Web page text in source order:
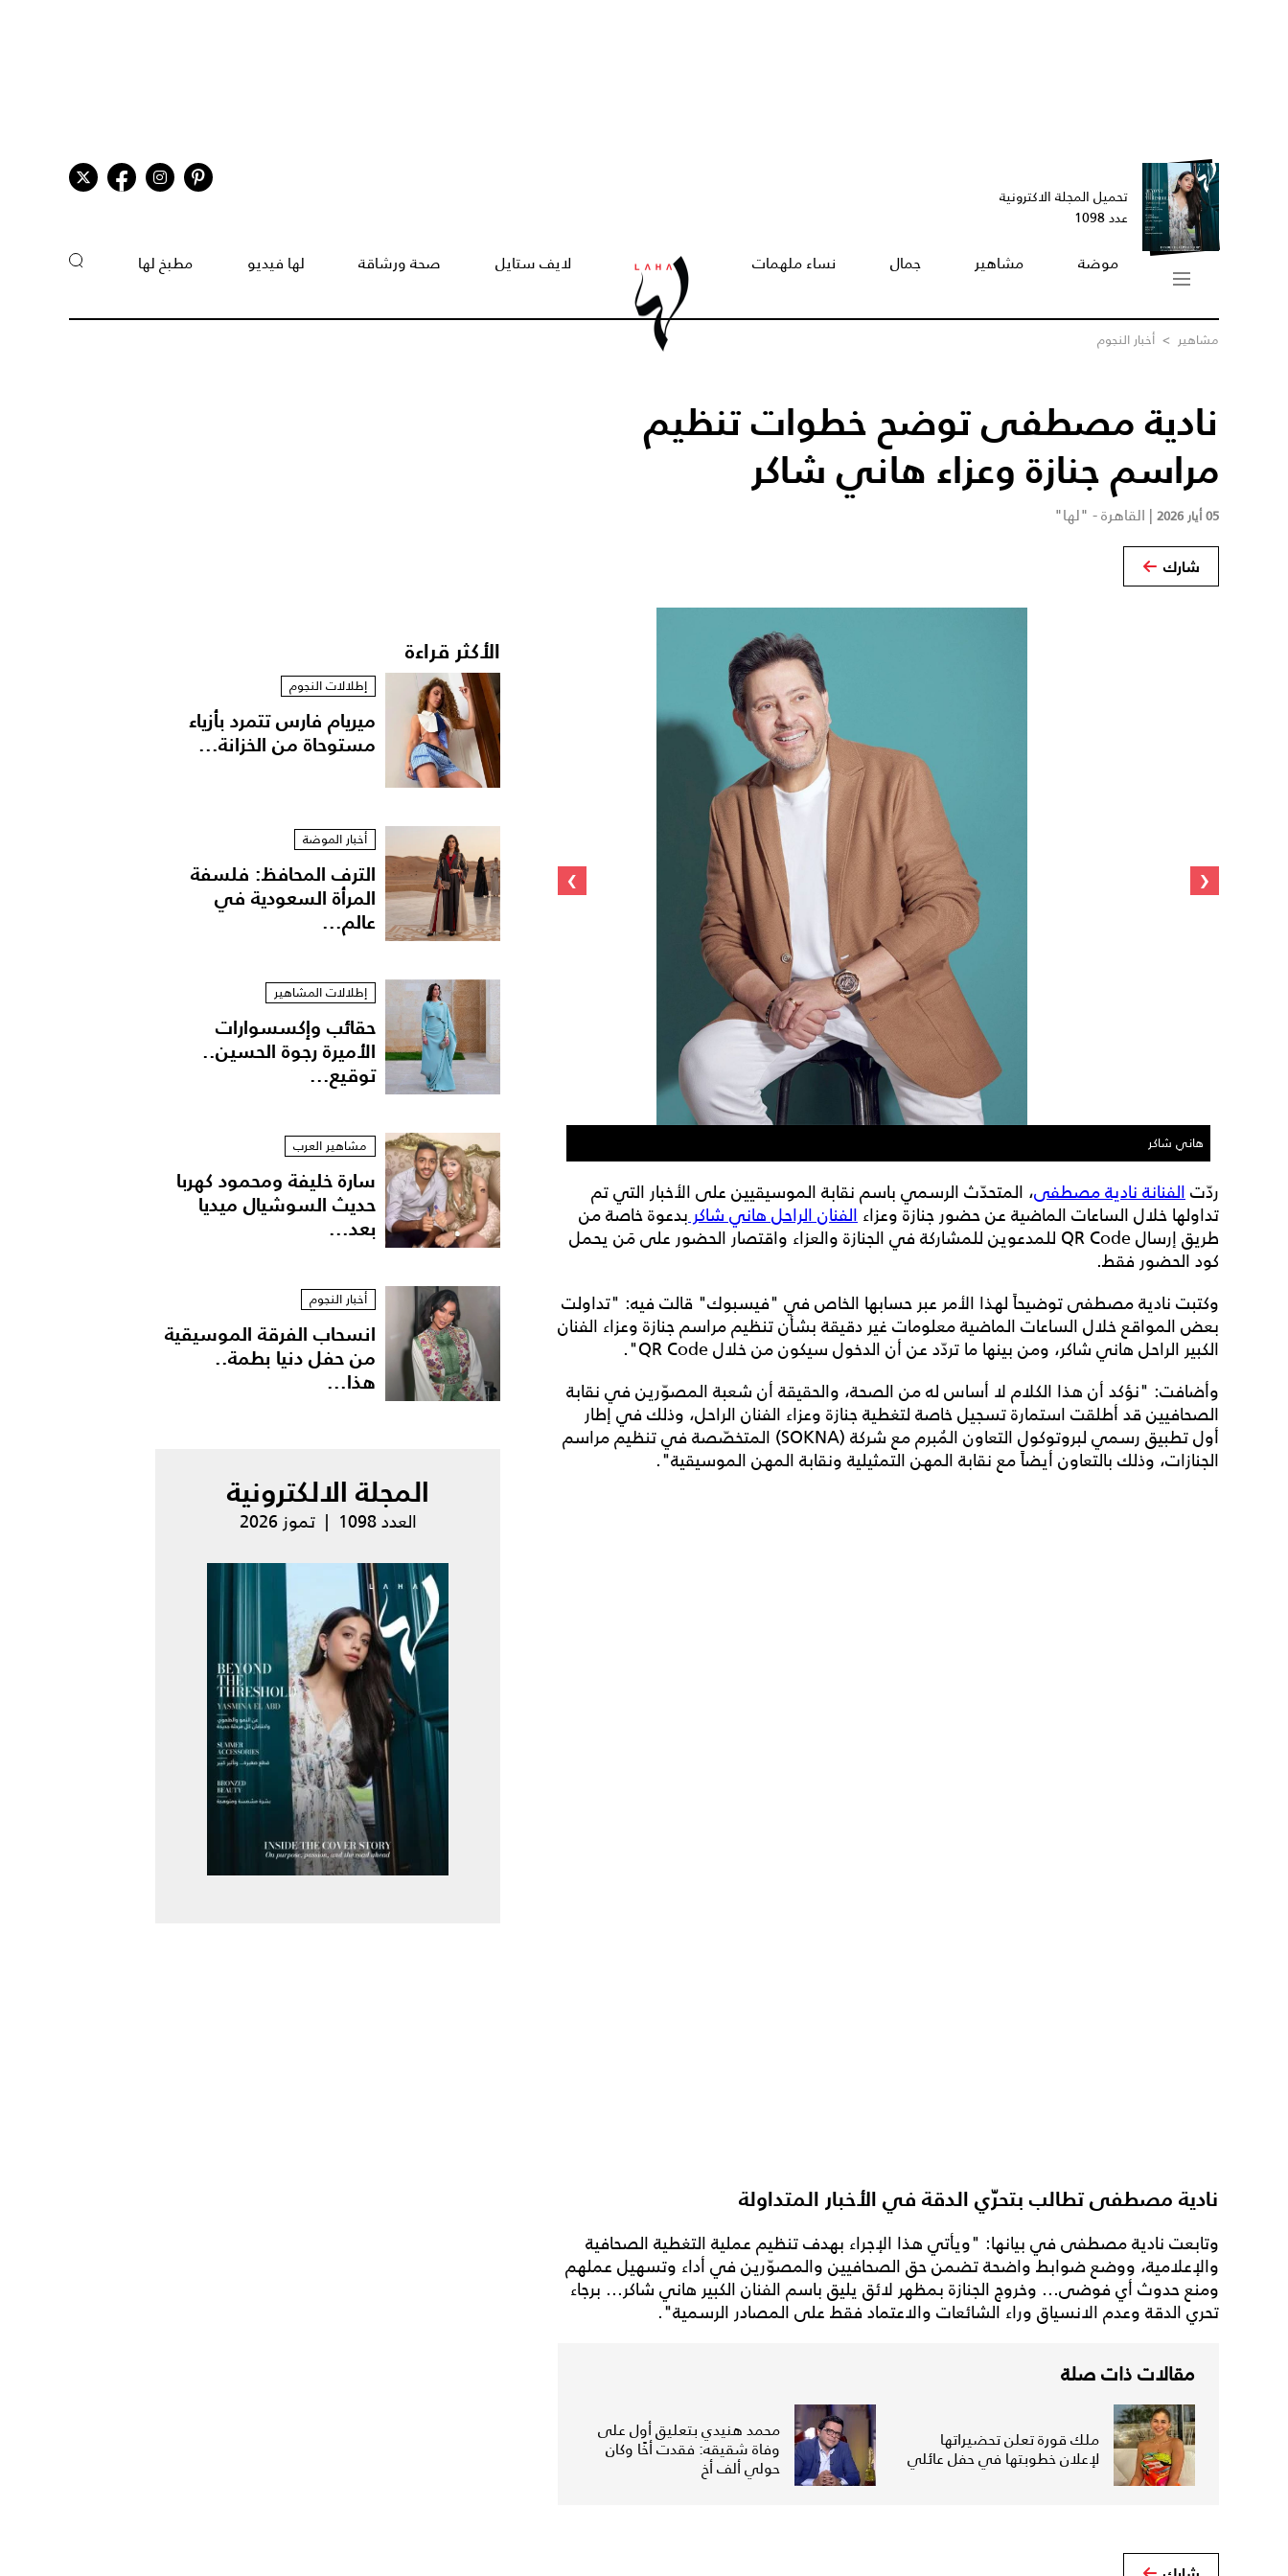
تحميل المجلة الاكترونية
عدد 1098
موضة مشاهير جمال نساء ملهمات لايف ستايل صحة ورشاقة لها فيديو مطبخ لها
مشاهير > أخبار النجوم
نادية مصطفى توضح خطوات تنظيم
مراسم جنازة وعزاء هاني شاكر
05 أيار 2026 | القاهرة - "لها"
شارك
هاني شاكر الفنان هاني شاكر
‹
›
ردّت الفنانة نادية مصطفى، المتحدّث الرسمي باسم نقابة الموسيقيين على الأخبار التي تم
تداولها خلال الساعات الماضية عن حضور جنازة وعزاء الفنان الراحل هاني شاكر بدعوة خاصة من
طريق إرسال QR Code للمدعوين للمشاركة في الجنازة والعزاء واقتصار الحضور على مَن يحمل
كود الحضور فقط.
وكتبت نادية مصطفى توضيحاً لهذا الأمر عبر حسابها الخاص في "فيسبوك" قالت فيه: "تداولت
بعض المواقع خلال الساعات الماضية معلومات غير دقيقة بشأن تنظيم مراسم جنازة وعزاء الفنان
الكبير الراحل هاني شاكر، ومن بينها ما تردّد عن أن الدخول سيكون من خلال QR Code".
وأضافت: "نؤكد أن هذا الكلام لا أساس له من الصحة، والحقيقة أن شعبة المصوّرين في نقابة
الصحافيين قد أطلقت استمارة تسجيل خاصة لتغطية جنازة وعزاء الفنان الراحل، وذلك في إطار
أول تطبيق رسمي لبروتوكول التعاون المُبرم مع شركة (SOKNA) المتخصّصة في تنظيم مراسم
الجنازات، وذلك بالتعاون أيضاً مع نقابة المهن التمثيلية ونقابة المهن الموسيقية".
نادية مصطفى تطالب بتحرّي الدقة في الأخبار المتداولة
وتابعت نادية مصطفى في بيانها: "ويأتي هذا الإجراء بهدف تنظيم عملية التغطية الصحافية
والإعلامية، ووضع ضوابط واضحة تضمن حق الصحافيين والمصوّرين في أداء وتسهيل عملهم
ومنع حدوث أي فوضى... وخروج الجنازة بمظهر لائق يليق باسم الفنان الكبير هاني شاكر... برجاء
تحري الدقة وعدم الانسياق وراء الشائعات والاعتماد فقط على المصادر الرسمية".
مقالات ذات صلة
ملك قورة تعلن تحضيراتها
لإعلان خطوبتها في حفل عائلي
محمد هنيدي بتعليق أول على
وفاة شقيقه: فقدت أخًا وكان
حولي ألف أخ
الأكثر قراءة
إطلالات النجوم
ميريام فارس تتمرد بأزياء
مستوحاة من الخزانة...
أخبار الموضة
الترف المحافظ: فلسفة
المرأة السعودية في
عالم...
إطلالات المشاهير
حقائب وإكسسوارات
الأميرة رجوة الحسين..
توقيع...
مشاهير العرب
سارة خليفة ومحمود كهربا
حديث السوشيال ميديا
بعد...
أخبار النجوم
انسحاب الفرقة الموسيقية
من حفل دنيا بطمة..
هذا...
المجلة الالكترونية
العدد 1098 | تموز 2026